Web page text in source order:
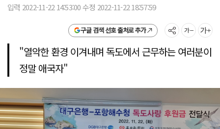
입력 2022-11-22 14:53:00 수정 2022-11-22 18:57:59
구글 검색 선호 출처로 추가
"열악한 환경 이겨내며 독도에서 근무하는 여러분이
정말 애국자"